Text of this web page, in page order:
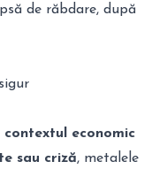
de răbdare, după
contextul economic
sau criză, metalele